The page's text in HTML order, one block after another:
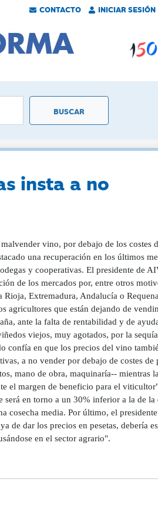
CONTACTO INICIAR SESIÓN
insta a no
vino, por debajo de los costes
una recuperación en los últimos
y cooperativas. El presidente de
de los mercados por, entre otros
Rioja, Extremadura, Andalucía o
agricultores que están dejando de
ante la falta de rentabilidad y de
viejos, muy agotados, por la
confía en que los precios del vino
a no vender por debajo de costes de
mano de obra, maquinaría-- mientras
el margen de beneficio para el
en torno a un 30% inferior a la de la
cosecha media. Por último, el
de dar los precios en pesetas, debería
en el sector agrario".